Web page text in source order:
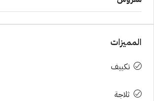
المميزات
تكييف
ثلاجة